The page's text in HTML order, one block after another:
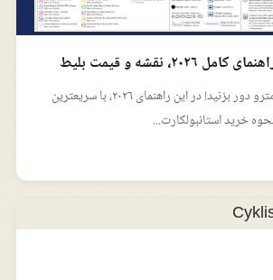
نقشه و قیمت بلیط
ترافیک استانبول را با مترو دور بزنید! در این راهنمای ۲۰۲۶، با سریعترین
خرید استانبولکارت...